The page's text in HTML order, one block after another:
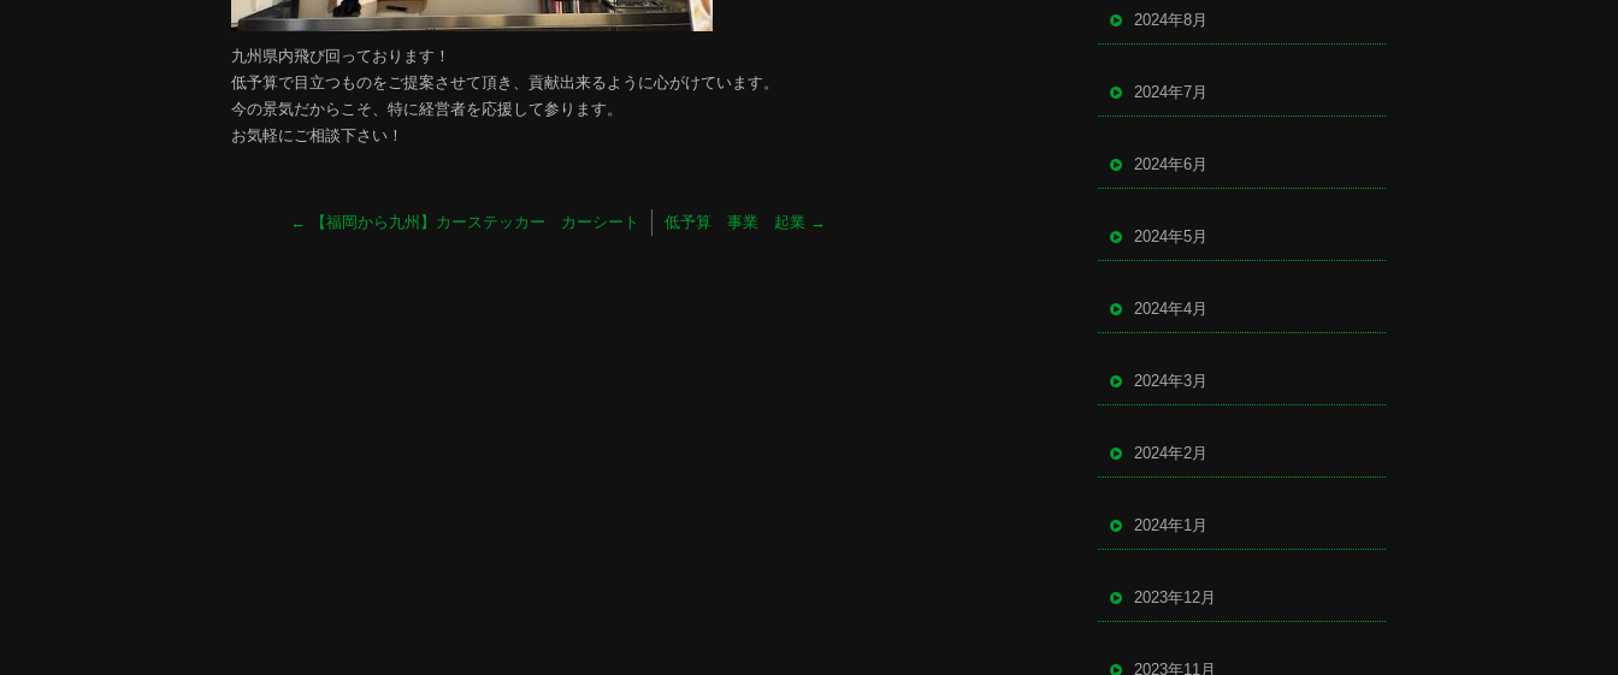
九州県内飛び回っております！
低予算で目立つものをご提案させて頂き、貢献出来るように心がけています。
今の景気だからこそ、特に経営者を応援して参ります。
お気軽にご相談下さい！
← 【福岡から九州】カーステッカー カーシート 低予算 事業 起業 →
2024年8月
2024年7月
2024年6月
2024年5月
2024年4月
2024年3月
2024年2月
2024年1月
2023年12月
2023年11月